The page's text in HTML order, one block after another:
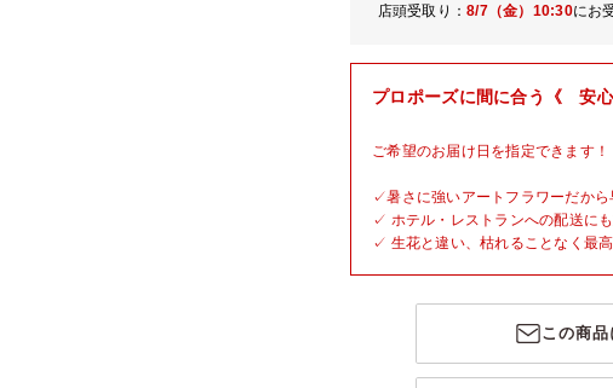
店頭受取り：8/7（金） 10:30にお
プロポーズに間に合う《 安
ご希望のお届け日を指定できます！
✓暑さに強いアートフラワーだか
✓ ホテル・レストランへの配送に
✓ 生花と違い、枯れることなく最
この商